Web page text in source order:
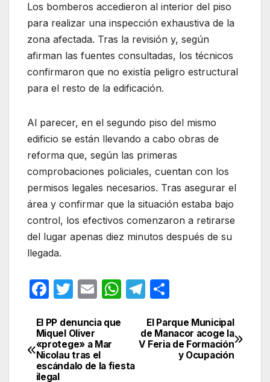
Los bomberos accedieron al interior del piso
para realizar una inspección exhaustiva de la
zona afectada. Tras la revisión y, según
afirman las fuentes consultadas, los técnicos
confirmaron que no existía peligro estructural
para el resto de la edificación.
Al parecer, en el segundo piso del mismo
edificio se están llevando a cabo obras de
reforma que, según las primeras
comprobaciones policiales, cuentan con los
permisos legales necesarios. Tras asegurar el
área y confirmar que la situación estaba bajo
control, los efectivos comenzaron a retirarse
del lugar apenas diez minutos después de su
llegada.
F
c
e
b
T
itt
er
E
ail
W
A
T
e
gr
m
p
ar
Navegación
de
El Parque Municipal
de Manacor acoge la
V Feria de Formación
y Ocupación
El PP denuncia que
Miquel Oliver
«protege» a Mar
Nicolau tras el
escándalo de la fiesta
ilegal